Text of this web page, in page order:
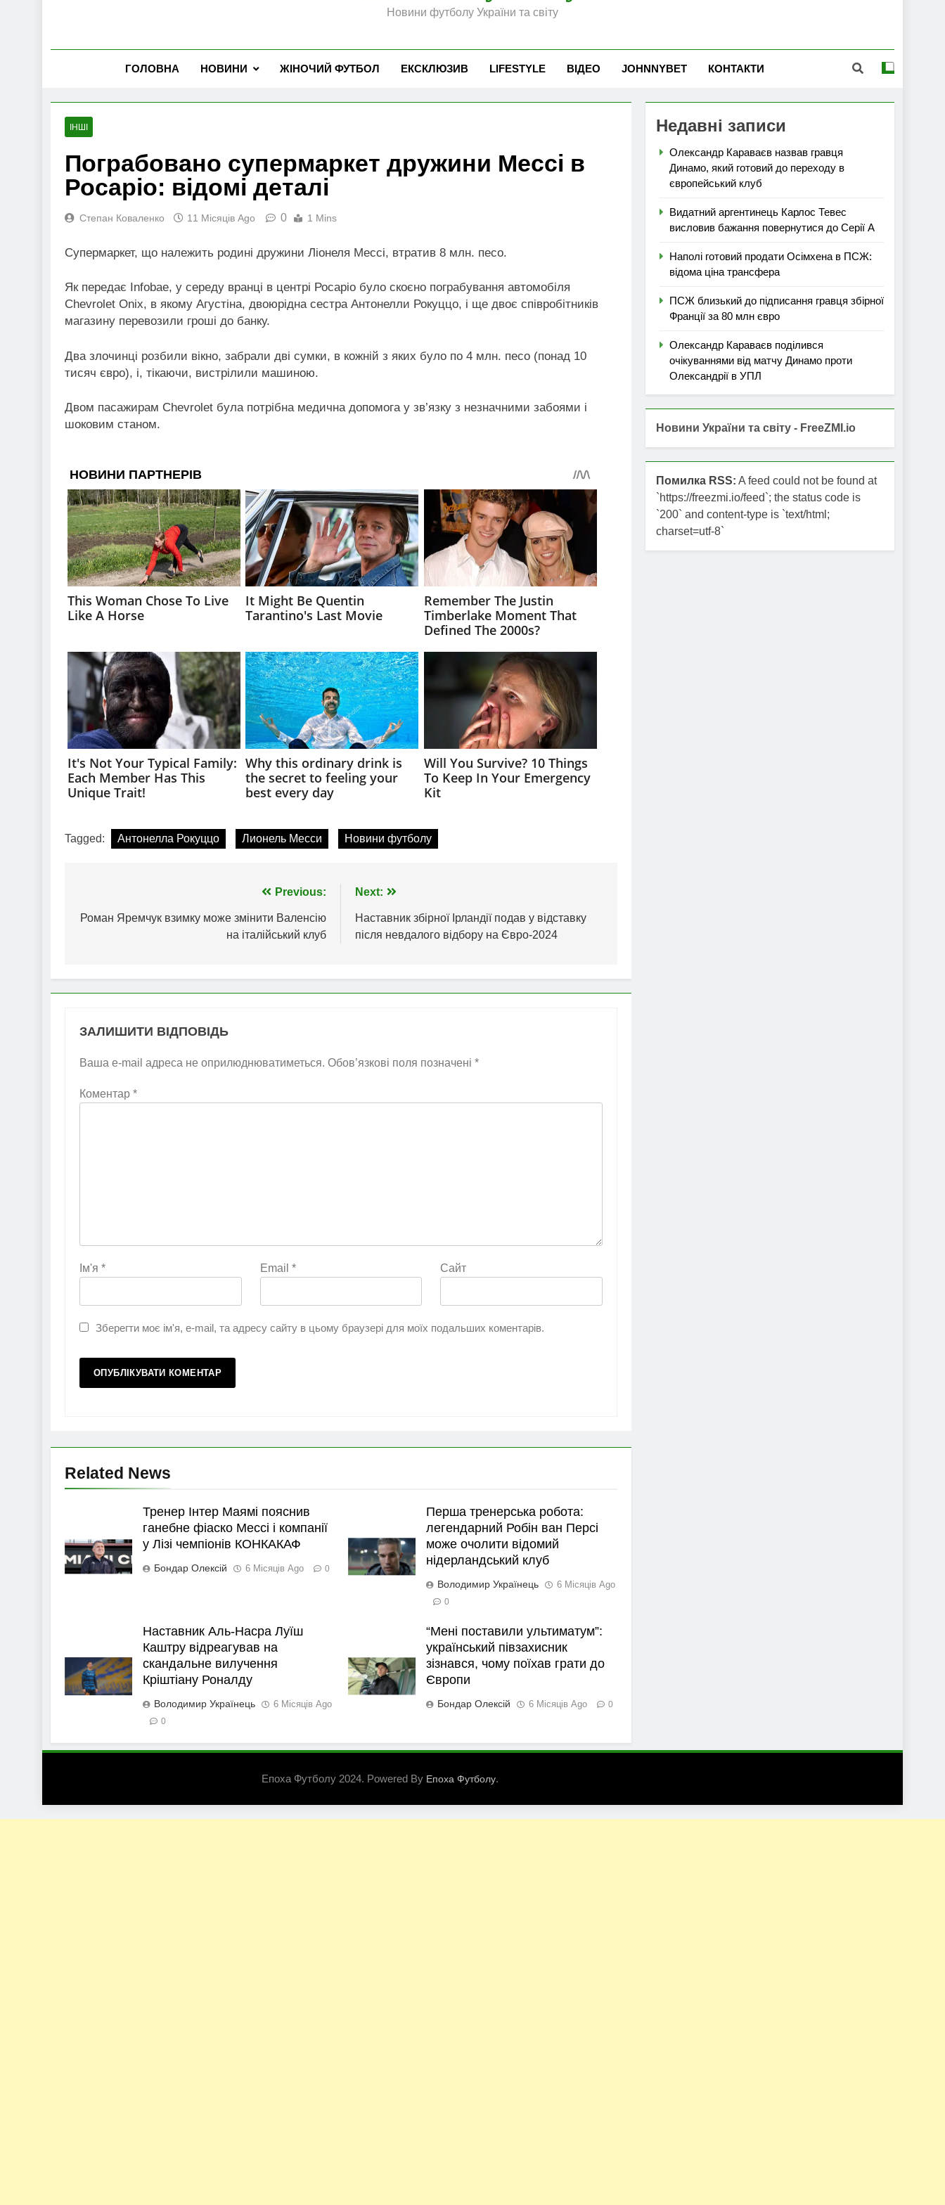
Новини футболу України та світу
ГОЛОВНА НОВИНИ ЖІНОЧИЙ ФУТБОЛ ЕКСКЛЮЗИВ LIFESTYLE ВІДЕО JOHNNYBET КОНТАКТИ
ІНШІ
Пограбовано супермаркет дружини Мессі в
Росаріо: відомі деталі
Степан Коваленко 11 Місяців Ago 0 1 Mins
Супермаркет, що належить родині дружини Ліонеля Мессі, втратив 8 млн. песо.
Як передає Infobae, у середу вранці в центрі Росаріо було скоєно пограбування автомобіля
Chevrolet Onix, в якому Агустіна, двоюрідна сестра Антонелли Рокуццо, і ще двоє співробітників
магазину перевозили гроші до банку.
Два злочинці розбили вікно, забрали дві сумки, в кожній з яких було по 4 млн. песо (понад 10
тисяч євро), і, тікаючи, вистрілили машиною.
Двом пасажирам Chevrolet була потрібна медична допомога у зв’язку з незначними забоями і
шоковим станом.
Tagged: Антонелла Рокуццо Лионель Месси Новини футболу
записів
Previous:
Роман Яремчук взимку може змінити Валенсію
на італійський клуб
Next:
Наставник збірної Ірландії подав у відставку
після невдалого відбору на Євро-2024
ЗАЛИШИТИ ВІДПОВІДЬ
Ваша e-mail адреса не оприлюднюватиметься. Обов’язкові поля позначені *
Коментар *
Ім'я * Email * Сайт
Зберегти моє ім'я, e-mail, та адресу сайту в цьому браузері для моїх подальших коментарів.
Related News
Тренер Інтер Маямі пояснив
ганебне фіаско Мессі і компанії
у Лізі чемпіонів КОНКАКАФ
Бондар Олексій 6 Місяців Ago 0
Перша тренерська робота:
легендарний Робін ван Персі
може очолити відомий
нідерландський клуб
Володимир Українець 6 Місяців Ago
0
Наставник Аль-Насра Луїш
Каштру відреагував на
скандальне вилучення
Кріштіану Роналду
Володимир Українець 6 Місяців Ago
0
“Мені поставили ультиматум”:
український півзахисник
зізнався, чому поїхав грати до
Європи
Бондар Олексій 6 Місяців Ago 0
Недавні записи
Олександр Караваєв назвав гравця
Динамо, який готовий до переходу в
європейський клуб
Видатний аргентинець Карлос Тевес
висловив бажання повернутися до Серії А
Наполі готовий продати Осімхена в ПСЖ:
відома ціна трансфера
ПСЖ близький до підписання гравця збірної
Франції за 80 млн євро
Олександр Караваєв поділився
очікуваннями від матчу Динамо проти
Олександрії в УПЛ
Новини України та світу - FreeZMI.io
Помилка RSS: A feed could not be found at
`https://freezmi.io/feed`; the status code is
`200` and content-type is `text/html;
charset=utf-8`
Епоха Футболу 2024. Powered By Епоха Футболу.